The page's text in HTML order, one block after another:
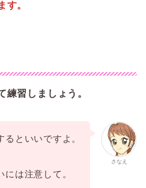
す。
練習しましょう。
さなえ
といいですよ。
は注意して。